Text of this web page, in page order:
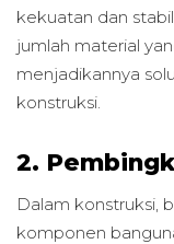
kekuatan dan
jumlah material
menjadikannya
konstruksi.
2.
Dalam konstruksi,
komponen